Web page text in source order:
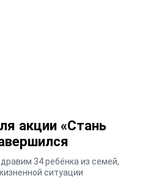
акции «Стань
34 ребёнка из семей,
ситуации